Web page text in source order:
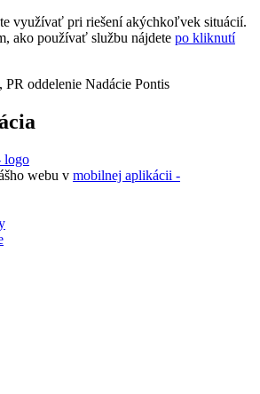
využívať pri riešení akýchkoľvek situácií.
ako používať službu nájdete po kliknutí
oddelenie Nadácie Pontis
webu v mobilnej aplikácii -